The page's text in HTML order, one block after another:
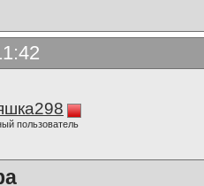
пользователь